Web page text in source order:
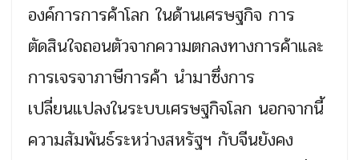
องค์การการค้าโลก ในด้านเศรษฐกิจ การ
ตัดสินใจถอนตัวจากความตกลงทางการค้าและ
การเจรจาภาษีการค้า นำมาซึ่งการ
เปลี่ยนแปลงในระบบเศรษฐกิจโลก นอกจากนี้
ความสัมพันธ์ระหว่างสหรัฐฯ กับจีนยังคง